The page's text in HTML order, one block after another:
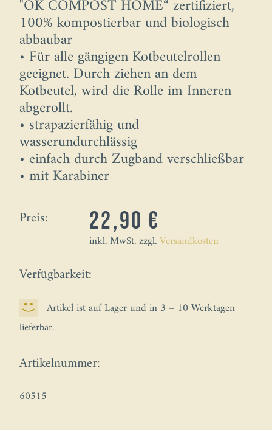
"OK COMPOST HOME“ zertifiziert,
100% kompostierbar und biologisch
abbaubar
• Für alle gängigen Kotbeutelrollen
geeignet. Durch ziehen an dem
Kotbeutel, wird die Rolle im Inneren
abgerollt.
• strapazierfähig und
wasserundurchlässig
• einfach durch Zugband verschließbar
• mit Karabiner
Preis: 22,90 €
inkl. MwSt. zzgl.Versandkosten
Verfügbarkeit:
Artikel ist auf Lager und in 3 – 10 Werktagen
lieferbar.
Artikelnummer:
60515